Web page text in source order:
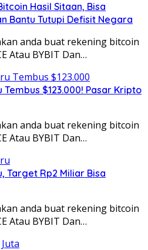
Hasil Sitaan, Bisa
Bantu Tutupi Defisit Negara
anda buat rekening bitcoin
Atau BYBIT Dan…
$123.000! Pasar Kripto
anda buat rekening bitcoin
Atau BYBIT Dan…
Target Rp2 Miliar Bisa
anda buat rekening bitcoin
Atau BYBIT Dan…